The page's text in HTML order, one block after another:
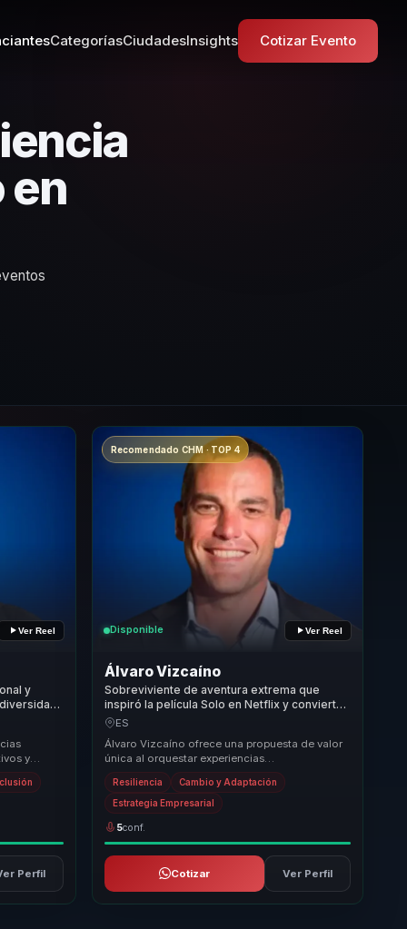
CategoríasCiudadesInsights Cotizar Evento
en
Ver Reel
y
mejores
y
dejar
Perfil
Recomendado CHM · TOP 4
Disponible Ver Reel
Álvaro Vizcaíno
Sobreviviente de aventura extrema que
inspiró la película Solo en Netflix y convierte
adversidad en resiliencia, cambio y coraje
ES
Álvaro Vizcaíno ofrece una propuesta de valor
única al orquestar experiencias
transformadoras para líderes en el ámbito de la
transformac...
Resiliencia Cambio y Adaptación
Estrategia Empresarial
5conf.
Cotizar Ver Perfil